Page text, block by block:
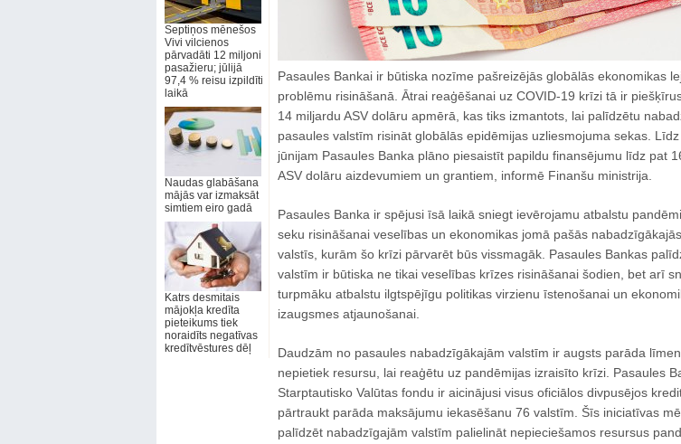
Septiņos mēnešos
Vivi vilcienos
pārvadāti 12 miljoni
pasažieru; jūlijā
97,4 % reisu izpildīti
laikā
Naudas glabāšana
mājās var izmaksāt
simtiem eiro gadā
Katrs desmitais
mājokļa kredīta
pieteikums tiek
noraidīts negatīvas
kredītvēstures dēļ
Pasaules Bankai ir būtiska nozīme pašreizējās globālās ekonomikas
problēmu risināšanā. Ātrai reaģēšanai uz COVID-19 krīzi tā ir
14 miljardu ASV dolāru apmērā, kas tiks izmantots, lai palīdzētu
pasaules valstīm risināt globālās epidēmijas uzliesmojuma sekas.
jūnijam Pasaules Banka plāno piesaistīt papildu finansējumu līdz pat
ASV dolāru aizdevumiem un grantiem, informē Finanšu ministrija.
Pasaules Banka ir spējusi īsā laikā sniegt ievērojamu atbalstu
seku risināšanai veselības un ekonomikas jomā pašās
valstīs, kurām šo krīzi pārvarēt būs vissmagāk. Pasaules Bankas
valstīm ir būtiska ne tikai veselības krīzes risināšanai šodien, bet arī
turpmāku atbalstu ilgtspējīgu politikas virzienu īstenošanai un
izaugsmes atjaunošanai.
Daudzām no pasaules nabadzīgākajām valstīm ir augsts parāda
nepietiek resursu, lai reaģētu uz pandēmijas izraisīto krīzi. Pasaules
Starptautisko Valūtas fondu ir aicinājusi visus oficiālos divpusējos
pārtraukt parāda maksājumu iekasēšanu 76 valstīm. Šīs iniciatīvas
palīdzēt nabadzīgajām valstīm palielināt nepieciešamos resursus